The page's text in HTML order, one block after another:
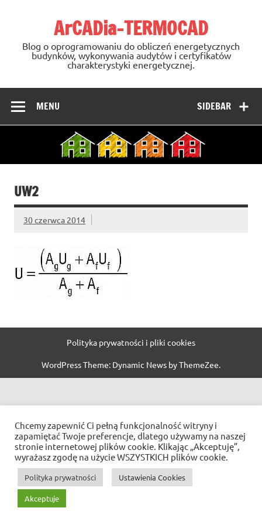
ArCADia-TERMOCAD
Blog o oprogramowaniu do obliczeń energetycznych
budynków, wykonywania audytów i certyfikatów
charakterystyki energetycznej.
SIDEBAR
MENU
UW2
30 czerwca 2014
Polityka prywatności i pliki cookies
WordPress Theme: Dynamic News by ThemeZee.
Chcemy zapewnić Ci pełną funkcjonalność witryny i
zapamiętać Twoje preferencje, dlatego używamy na naszej
stronie internetowej plików cookie. Klikając „Akceptuję”,
wyrażasz zgodę na użycie WSZYSTKICH plików cookie.
Polityka prywatności Ustawienia Cookies
Akceptuje